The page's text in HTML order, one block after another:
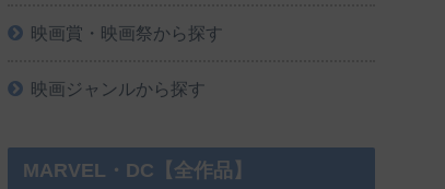
映画賞・映画祭から探す
映画ジャンルから探す
MARVEL・DC【全作品】